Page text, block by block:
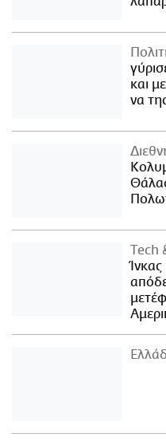
και
να
Τech